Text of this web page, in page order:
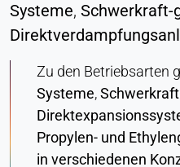
Systeme, Schwerkraft-
Zu den Betriebsarten
Systeme,
Propylen- und
in verschiedenen
Zweck:
Analyse des
Cookie Laufzeit:
Sitzung - 1 Jahr